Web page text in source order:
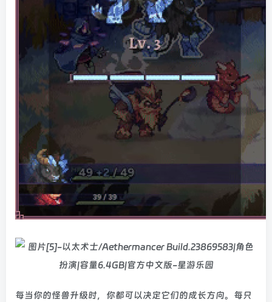
每当你的怪兽升级时，你都可以决定它们的成长方向。每只